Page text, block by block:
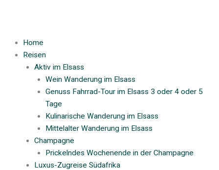
Home
Reisen
Aktiv im Elsass
Wein Wanderung im Elsass
Genuss Fahrrad-Tour im Elsass 3 oder 4 oder 5
Tage
Kulinarische Wanderung im Elsass
Mittelalter Wanderung im Elsass
Champagne
Prickelndes Wochenende in der Champagne
Luxus-Zugreise Südafrika